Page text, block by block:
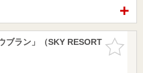
お気に入
りに追加
ブラン」（SKY RESORT